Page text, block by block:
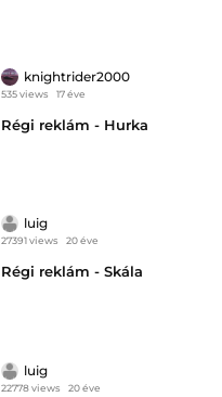
knightrider2000
535 views 17 éve
Régi reklám - Hurka
luig
27391 views 20 éve
Régi reklám - Skála
luig
22778 views 20 éve